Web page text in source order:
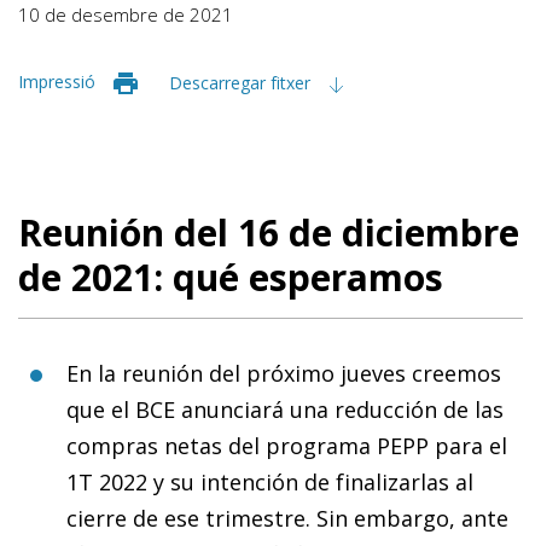
10 de desembre de 2021
Impressió Descarregar fitxer
Reunión del 16 de diciembre
de 2021: qué esperamos
En la reunión del próximo jueves creemos
que el BCE anunciará una reducción de las
compras netas del programa PEPP para el
1T 2022 y su intención de finalizarlas al
cierre de ese trimestre. Sin embargo, ante